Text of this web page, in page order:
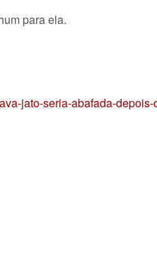
para ela.
jato-seria-abafada-